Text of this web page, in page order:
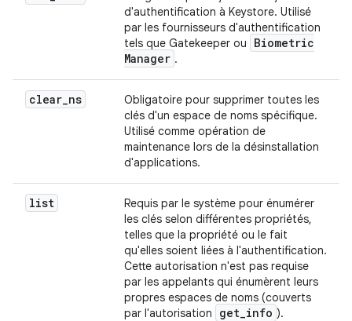
d'authentification à Keystore. Utilisé
par les fournisseurs d'authentification
tels que Gatekeeper ou
Biometric
Manager .
clear_ns
Obligatoire pour supprimer toutes les
clés d'un espace de noms spécifique.
Utilisé comme opération de
maintenance lors de la désinstallation
d'applications.
list
Requis par le système pour énumérer
les clés selon différentes propriétés,
telles que la propriété ou le fait
qu'elles soient liées à l'authentification.
Cette autorisation n'est pas requise
par les appelants qui énumèrent leurs
propres espaces de noms (couverts
par l'autorisation
get_info ).